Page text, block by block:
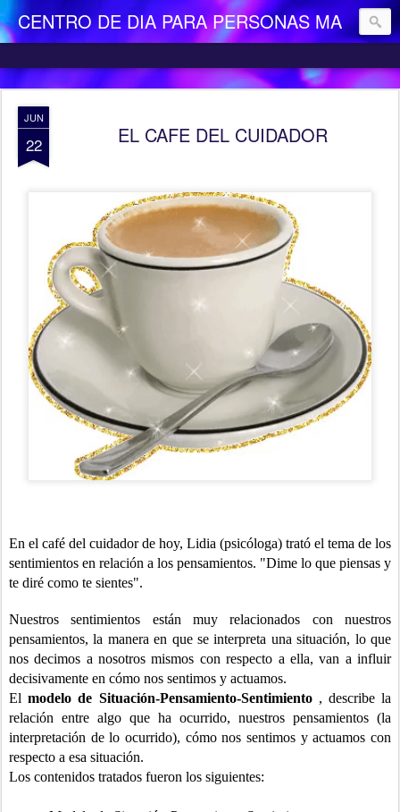
CENTRO DE DIA PARA PERSONAS MAYORES DEPENDIENTES "LA CAMOCHA"
JUN
22 EL CAFE DEL CUIDADOR
En el café del cuidador de hoy, Lidia (psicóloga) trató el tema de los
sentimientos en relación a los pensamientos. "Dime lo que piensas y
te diré como te sientes".
Nuestros sentimientos están muy relacionados con nuestros
pensamientos, la manera en que se interpreta una situación, lo que
nos decimos a nosotros mismos con respecto a ella, van a influir
decisivamente en cómo nos sentimos y actuamos.
Elmodelo de Situación-Pensamiento-Sentimiento, describe la
relación entre algo que ha ocurrido, nuestros pensamientos (la
interpretación de lo ocurrido), cómo nos sentimos y actuamos con
respecto a esa situación.
Los contenidos tratados fueron los siguientes: